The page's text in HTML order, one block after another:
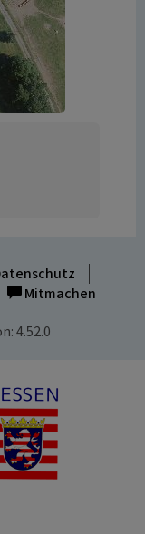
Mitmachen
4.52.0